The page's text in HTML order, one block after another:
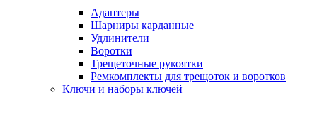
Адаптеры
Шарниры карданные
Удлинители
Воротки
Трещеточные рукоятки
Ремкомплекты для трещоток и воротков
Ключи и наборы ключей